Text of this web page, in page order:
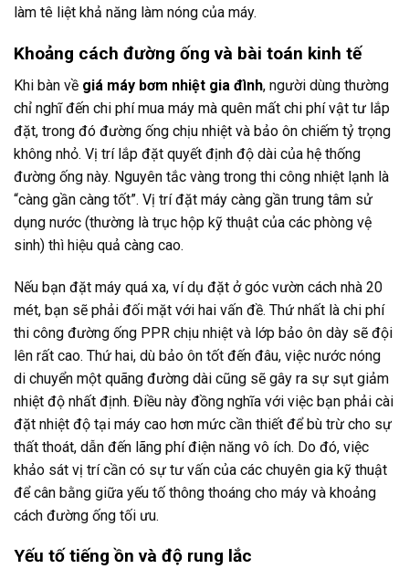
làm tê liệt khả năng làm nóng của máy.
Khoảng cách đường ống và bài toán kinh tế
Khi bàn về giá máy bơm nhiệt gia đình, người dùng thường
chỉ nghĩ đến chi phí mua máy mà quên mất chi phí vật tư lắp
đặt, trong đó đường ống chịu nhiệt và bảo ôn chiếm tỷ trọng
không nhỏ. Vị trí lắp đặt quyết định độ dài của hệ thống
đường ống này. Nguyên tắc vàng trong thi công nhiệt lạnh là
“càng gần càng tốt”. Vị trí đặt máy càng gần trung tâm sử
dụng nước (thường là trục hộp kỹ thuật của các phòng vệ
sinh) thì hiệu quả càng cao.
Nếu bạn đặt máy quá xa, ví dụ đặt ở góc vườn cách nhà 20
mét, bạn sẽ phải đối mặt với hai vấn đề. Thứ nhất là chi phí
thi công đường ống PPR chịu nhiệt và lớp bảo ôn dày sẽ đội
lên rất cao. Thứ hai, dù bảo ôn tốt đến đâu, việc nước nóng
di chuyển một quãng đường dài cũng sẽ gây ra sự sụt giảm
nhiệt độ nhất định. Điều này đồng nghĩa với việc bạn phải cài
đặt nhiệt độ tại máy cao hơn mức cần thiết để bù trừ cho sự
thất thoát, dẫn đến lãng phí điện năng vô ích. Do đó, việc
khảo sát vị trí cần có sự tư vấn của các chuyên gia kỹ thuật
để cân bằng giữa yếu tố thông thoáng cho máy và khoảng
cách đường ống tối ưu.
Yếu tố tiếng ồn và độ rung lắc